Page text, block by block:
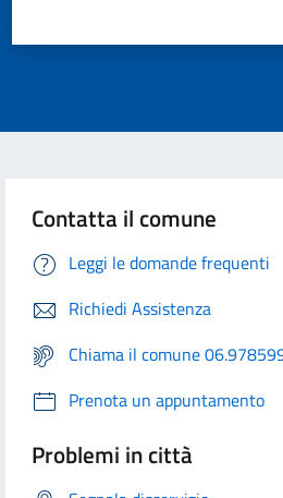
Contatta il comune
Leggi le domande frequenti
Richiedi Assistenza
Chiama il comune
Prenota un appuntamento
Problemi in città